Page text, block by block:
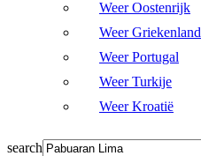
Weer Oostenrijk
Weer Griekenland
Weer Portugal
Weer Turkije
Weer Kroatië
search